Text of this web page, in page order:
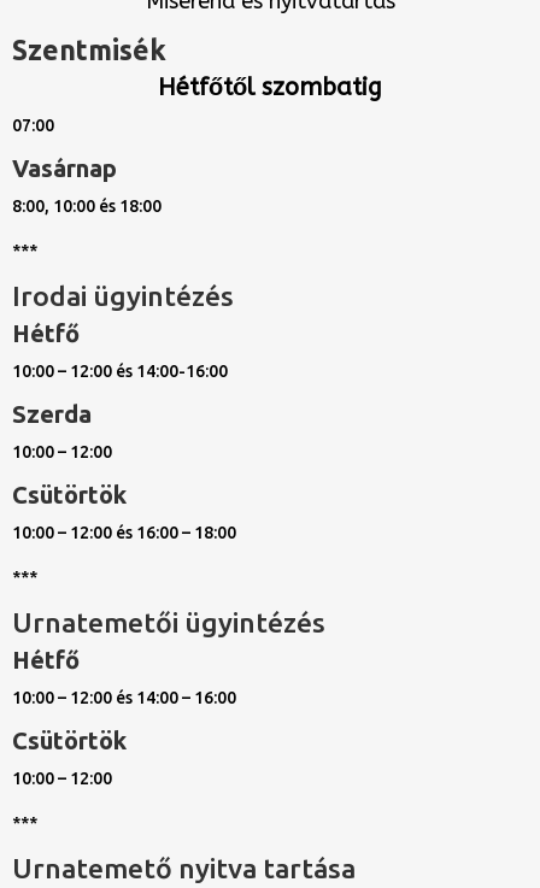
Szentmisék
Hétfőtől szombatig
07:00
Vasárnap
8:00, 10:00 és 18:00
***
Irodai ügyintézés
Hétfő
10:00 – 12:00 és 14:00-16:00
Szerda
10:00 – 12:00
Csütörtök
10:00 – 12:00 és 16:00 – 18:00
***
Urnatemetői ügyintézés
Hétfő
10:00 – 12:00 és 14:00 – 16:00
Csütörtök
10:00 – 12:00
***
Urnatemető nyitva tartása